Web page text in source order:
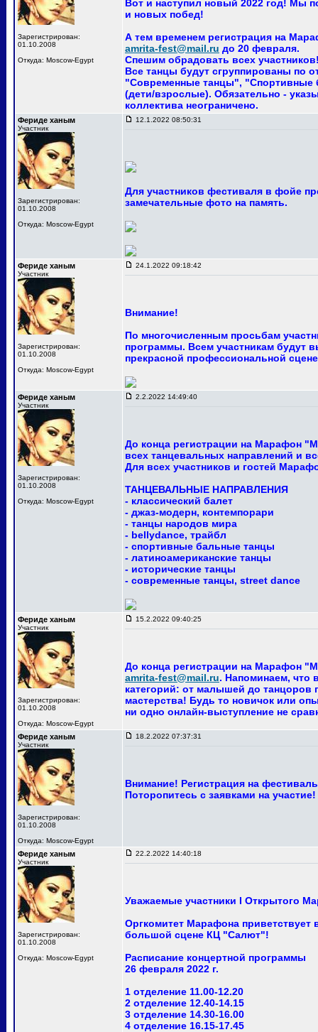
Зарегистрирован:
01.10.2008
Откуда: Moscow-Egypt
Вот и наступил новый 2022 год! Мы
и новых побед!
А тем временем регистрация на
amrita-fest@mail.ru до 20 февраля.
Спешим обрадовать всех
Все танцы будут сгруппированы по
"Современные танцы", "Спортивные
(дети/взрослые). Обязательно -
коллектива неограничено.
Фериде ханым
Участник
Зарегистрирован:
01.10.2008
Откуда: Moscow-Egypt
12.1.2022 08:50:31
Для участников фестиваля в фойе
замечательные фото на память.
Фериде ханым
Участник
Зарегистрирован:
01.10.2008
Откуда: Moscow-Egypt
24.1.2022 09:18:42
Внимание!
По многочисленным просьбам
программы. Всем участникам будут
прекрасной профессиональной
Фериде ханым
Участник
Зарегистрирован:
01.10.2008
Откуда: Moscow-Egypt
2.2.2022 14:49:40
До конца регистрации на Марафон
всех танцевальных направлений и
Для всех участников и гостей
ТАНЦЕВАЛЬНЫЕ НАПРАВЛЕНИЯ
- классический балет
- джаз-модерн, контемпорари
- танцы народов мира
- bellydance, трайбл
- спортивные бальные танцы
- латиноамериканские танцы
- исторические танцы
- современные танцы, street dance
Фериде ханым
Участник
Зарегистрирован:
01.10.2008
Откуда: Moscow-Egypt
15.2.2022 09:40:25
До конца регистрации на Марафон
amrita-fest@mail.ru. Напоминаем, что
категорий: от малышей до танцоров
мастерства! Будь то новичок или
ни одно онлайн-выступление не
Фериде ханым
Участник
Зарегистрирован:
01.10.2008
Откуда: Moscow-Egypt
18.2.2022 07:37:31
Внимание! Регистрация на
Поторопитесь с заявками на участие!
Фериде ханым
Участник
Зарегистрирован:
01.10.2008
Откуда: Moscow-Egypt
22.2.2022 14:40:18
Уважаемые участники I Открытого
Оргкомитет Марафона приветствует
большой сцене КЦ "Салют"!
Расписание концертной программы
26 февраля 2022 г.
1 отделение 11.00-12.20
2 отделение 12.40-14.15
3 отделение 14.30-16.00
4 отделение 16.15-17.45